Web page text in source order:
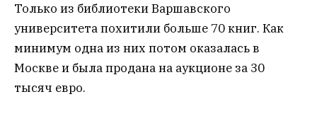
Только из библиотеки Варшавского
университета похитили больше 70 книг. Как
минимум одна из них потом оказалась в
Москве и была продана на аукционе за 30
тысяч евро.